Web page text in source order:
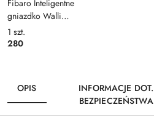
Fibaro Inteligentne
gniazdko Walli
Dimmer
1 szt.
280
OPIS
INFORMACJE DOT.
BEZPIECZEŃSTWA